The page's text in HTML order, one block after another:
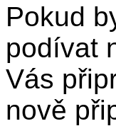
Pokud
podívat
Vás
nově